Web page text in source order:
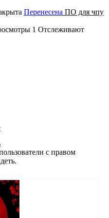
Перенесена ПO для чпу
1 Отслеживают
с правом